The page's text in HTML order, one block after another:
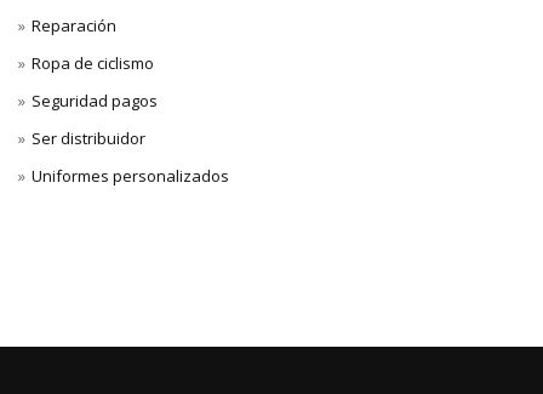
Reparación
Ropa de ciclismo
Seguridad pagos
Ser distribuidor
Uniformes personalizados